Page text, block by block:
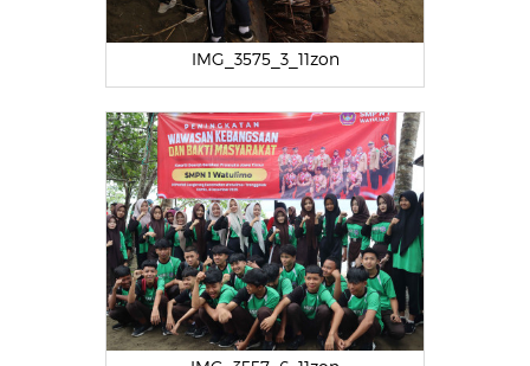
IMG_3575_3_11zon